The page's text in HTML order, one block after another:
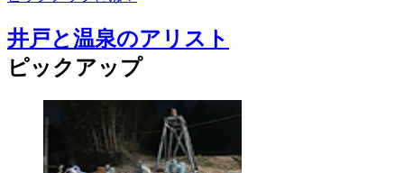
井戸と温泉のアリスト
ピックアップ